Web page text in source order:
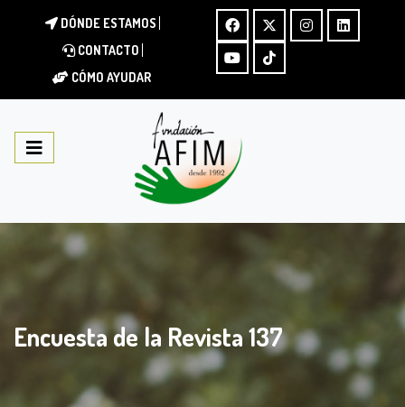
DÓNDE ESTAMOS
CONTACTO
CÓMO AYUDAR
Encuesta de la Revista 137